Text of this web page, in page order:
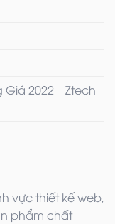
Giá 2022 – Ztech
vực thiết kế web,
phẩm chất